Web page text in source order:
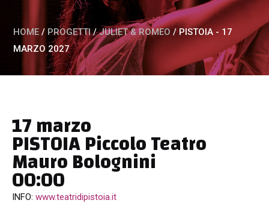
HOME / PROGETTI / JULIET & ROMEO / PISTOIA - 17
MARZO 2027
17 marzo
PISTOIA Piccolo Teatro
Mauro Bolognini
00:00
INFO: www.teatridipistoia.it